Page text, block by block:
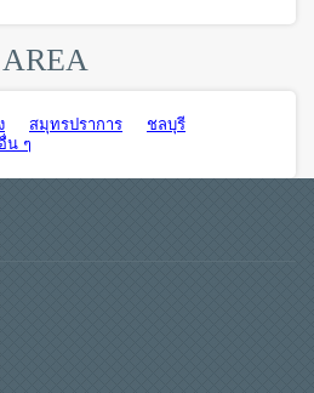
สมุทรปราการ
ชลบุรี
อื่น ๆ